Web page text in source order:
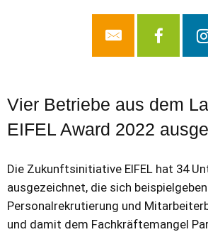
Vier Betriebe aus dem
EIFEL Award 2022
Die Zukunftsinitiative EIFEL hat 34
ausgezeichnet, die sich
Personalrekrutierung und
und damit dem Fachkräftemangel